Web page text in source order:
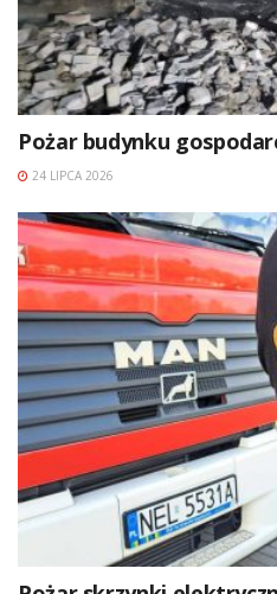
Pożar budynku
24 LIPCA 2026